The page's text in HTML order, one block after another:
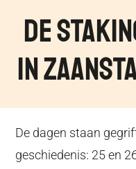
De
In
De dagen staan
geschiedenis: 25 en